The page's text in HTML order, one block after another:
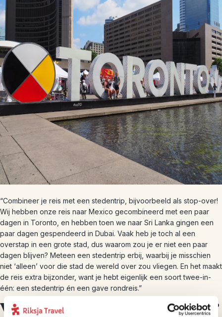
“Combineer je reis met een stedentrip, bijvoorbeeld als stop-over!
Wij hebben onze reis naar Mexico gecombineerd met een paar
dagen in Toronto, en hebben toen we naar Sri Lanka gingen een
paar dagen gespendeerd in Dubai. Vaak heb je toch al een
overstap in een grote stad, dus waarom zou je er niet een paar
dagen blijven? Meteen een stedentrip erbij, waarbij je misschien
niet ‘alleen’ voor die stad de wereld over zou vliegen. En het maakt
de reis extra bijzonder, want je hebt eigenlijk een soort twee-in-
één: een stedentrip én een gave rondreis.”
Wat staat er nog op jullie bucketlist?